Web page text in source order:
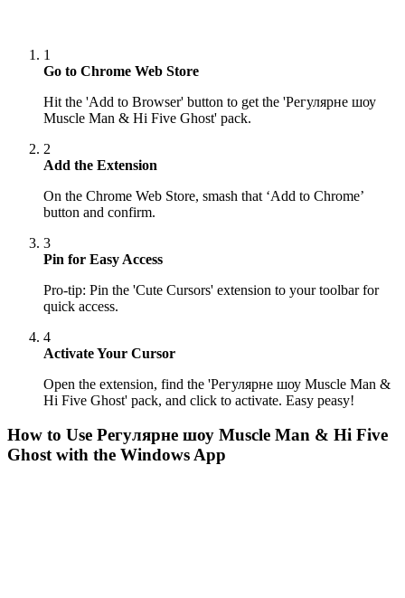
1
Go to Chrome Web Store
Hit the 'Add to Browser' button to get the 'Регулярне шоу
Muscle Man & Hi Five Ghost' pack.
2
Add the Extension
On the Chrome Web Store, smash that ‘Add to Chrome’
button and confirm.
3
Pin for Easy Access
Pro-tip: Pin the 'Cute Cursors' extension to your toolbar for
quick access.
4
Activate Your Cursor
Open the extension, find the 'Регулярне шоу Muscle Man &
Hi Five Ghost' pack, and click to activate. Easy peasy!
How to Use Регулярне шоу Muscle Man & Hi Five
Ghostwith the Windows App